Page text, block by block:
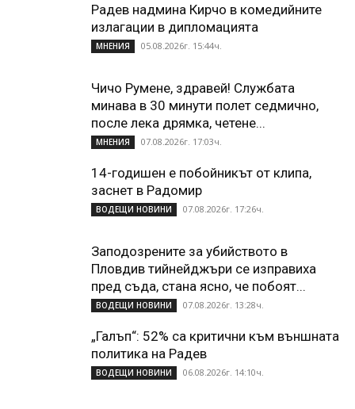
Радев надмина Кирчо в комедийните
излагации в дипломацията
МНЕНИЯ 05.08.2026г. 15:44ч.
Чичо Румене, здравей! Службата
минава в 30 минути полет седмично,
после лека дрямка, четене...
МНЕНИЯ 07.08.2026г. 17:03ч.
14-годишен е побойникът от клипа,
заснет в Радомир
ВОДЕЩИ НОВИНИ 07.08.2026г. 17:26ч.
Заподозрените за убийството в
Пловдив тийнейджъри се изправиха
пред съда, стана ясно, че побоят...
ВОДЕЩИ НОВИНИ 07.08.2026г. 13:28ч.
„Галъп“: 52% са критични към външната
политика на Радев
ВОДЕЩИ НОВИНИ 06.08.2026г. 14:10ч.